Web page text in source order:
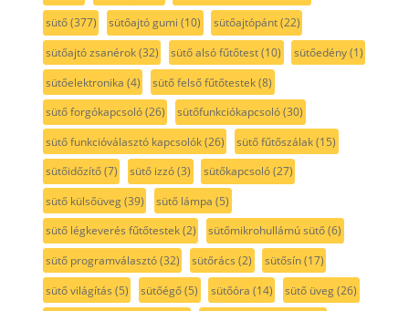
sütő(377) sütőajtó gumi (10) sütőajtópánt(22)
sütőajtó zsanérok(32) sütő alsó fűtőtest(10) sütőedény(1)
sütőelektronika (4) sütő felső fűtőtestek(8)
sütő forgókapcsoló(26) sütőfunkciókapcsoló(30)
sütő funkcióválasztó kapcsolók(26) sütő fűtőszálak(15)
sütőidőzítő(7) sütő izzó(3) sütőkapcsoló(27)
sütő külsőüveg(39) sütő lámpa (5)
sütő légkeverés fűtőtestek(2) sütőmikrohullámú sütő(6)
sütő programválasztó(32) sütőrács (2) sütősín(17)
sütő világítás (5) sütőégő(5) sütőóra (14) sütő üveg(26)